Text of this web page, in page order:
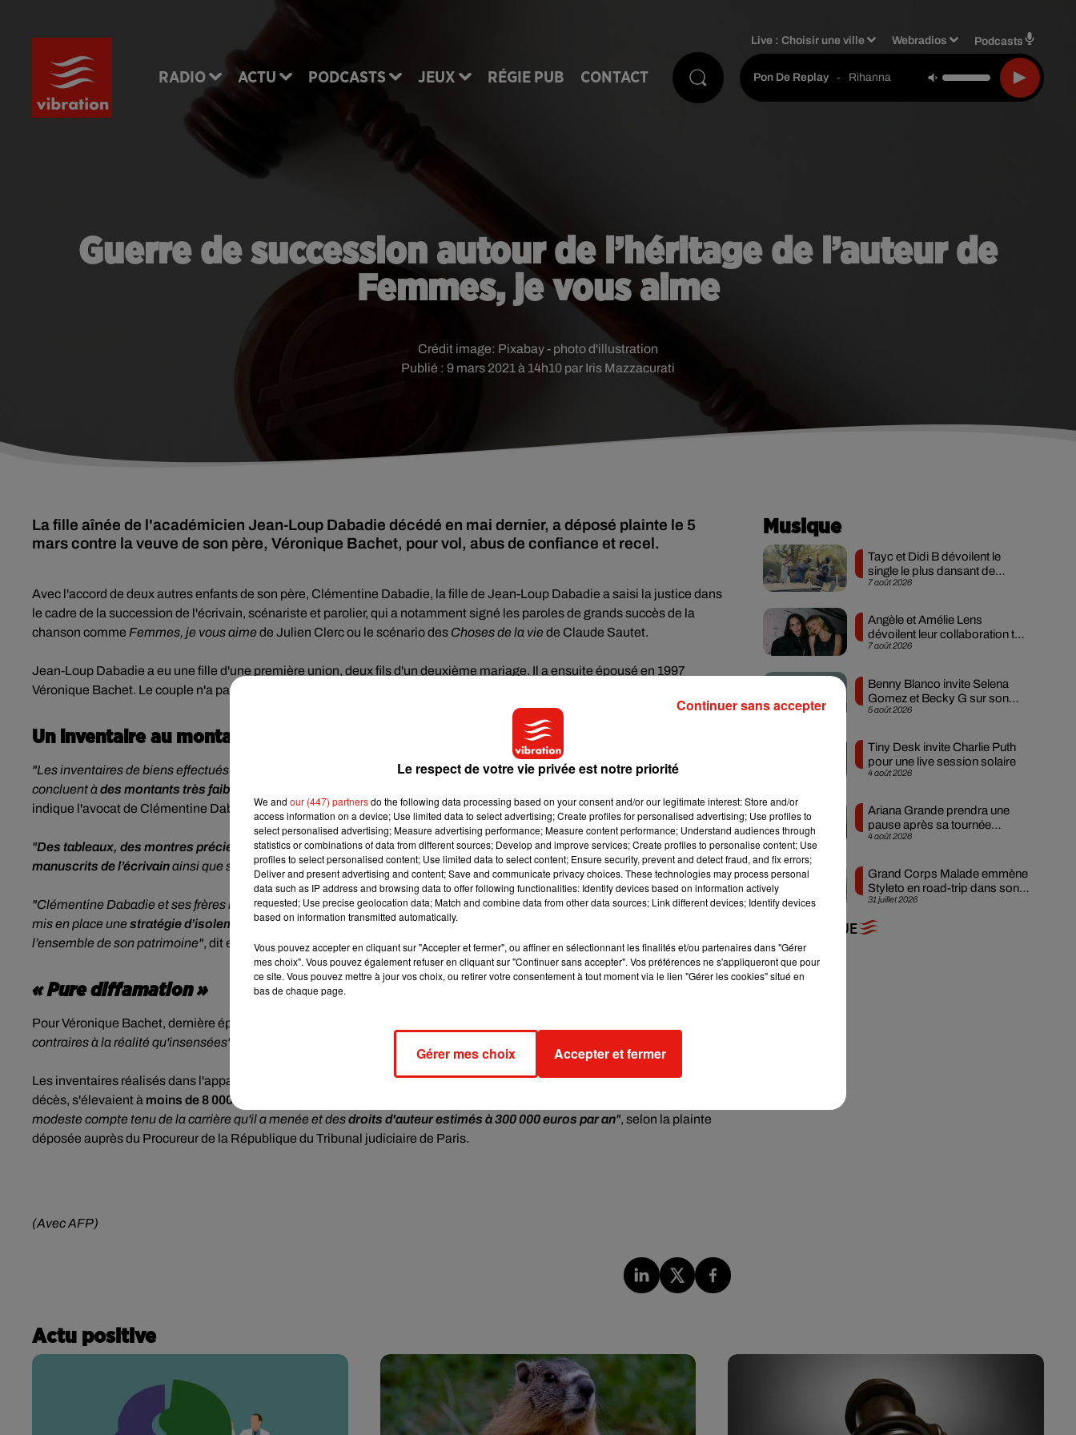
RADIO ACTU PODCASTS JEUX RÉGIE PUB CONTACT
Live :Choisir une ville Webradios Podcasts
Pon De Replay - Rihanna
Guerre de succession autour de l’héritage de l’auteur de
Femmes, je vous aime
Publié : 9 mars 2021 à 14h10 par Iris Mazzacurati
Crédit image: Pixabay - photo d'illustration
La fille aînée de l'académicien Jean-Loup Dabadie décédé en mai dernier, a déposé plainte le 5
mars contre la veuve de son père, Véronique Bachet, pour vol, abus de confiance et recel.
Avec l'accord de deux autres enfants de son père, Clémentine Dabadie, la fille de Jean-Loup Dabadie a saisi la justice dans
le cadre de la succession de l'écrivain, scénariste et parolier, qui a notamment signé les paroles de grands succès de la
chanson comme Femmes, je vous aimede Julien Clerc ou le scénario des Choses de la viede Claude Sautet.
Jean-Loup Dabadie a eu une fille d'une première union, deux fils d'un deuxième mariage. Il a ensuite épousé en 1997
Véronique Bachet. Le couple n'a pas eu d'enfants.
Un inventaire au montant dérisoire
"Les inventaires de biens effectués au domicile conjugal et dans la maison de l’Ile de Ré appartenant à Jean-Loup Dabadie
concluent àdes montants très faibles, eu égard aux revenus engendrés par la carrière de grande ampleur de ce dernier
indique l'avocat de Clémentine Dabadie, Me Isabelle Wekstein, dans un communiqué.
"Des tableaux, des montres précieuses,des stylos à plume de marque, des pipes anciennes qu'il aimait à collectionner,les
manuscrits de l’écrivainainsi que son épée d’académicien,ontdisparu" , ajoute le communiqué.
"Clémentine Dabadie et ses frères reprochent à la veuve d'avoir, peu de temps après son mariage avec Jean-Loup Dabadie,
mis en place unestratégie d’isolement , visant à faire le vide autour de son époux et à mettre la main progressivement sur
l’ensemble de son patrimoine", dit encore le communiqué.
« Pure diffamation »
Pour Véronique Bachet, dernière épouse de l'écrivain, ces accusations relèvent de la
contraires à la réalité qu'insensées"
Les inventaires réalisés dans l'appartement parisien et la maison de l'Ile de Ré de Jean-Loup Dabadie, trois mois après le
décès, s'élevaient à moins de 8 000 euros
modeste compte tenu de la carrière qu'il a menée et desdroits d'auteur estimés à 300 000 euros par an", selon la plainte
déposée auprès du Procureur de la République du Tribunal judiciaire de Paris.
(Avec AFP)
Musique
7 août 2026
Tayc et Didi B dévoilent le
single le plus dansant de
l’année
7 août 2026
Angèle et Amélie Lens
dévoilent leur collaboration tant
attendue
5 août 2026
Benny Blanco invite Selena
Gomez et Becky G sur son
nouveau single
4 août 2026
Tiny Desk invite Charlie Puth
pour une live session solaire
4 août 2026
Ariana Grande prendra une
pause après sa tournée
mondiale
31 juillet 2026
Grand Corps Malade emmène
Styleto en road-trip dans son
nouveau clip
+ DE MUSIQUE
Actu positive
Le respect de votre vie privée est notre priorité
We and our (447) partnersdo the following data processing based on your consent and/or our legitimate interest: Store and/or
access information on a device; Use limited data to select advertising; Create profiles for personalised advertising; Use profiles to
select personalised advertising; Measure advertising performance; Measure content performance; Understand audiences through
statistics or combinations of data from different sources; Develop and improve services; Create profiles to personalise content; Use
profiles to select personalised content; Use limited data to select content; Ensure security, prevent and detect fraud, and fix errors;
Deliver and present advertising and content; Save and communicate privacy choices. These technologies may process personal
data such as IP address and browsing data to offer following functionalities: Identify devices based on information actively
requested; Use precise geolocation data; Match and combine data from other data sources; Link different devices; Identify devices
based on information transmitted automatically.
Vous pouvez accepter en cliquant sur "Accepter et fermer", ou affiner en sélectionnant les finalités et/ou partenaires dans "Gérer
mes choix". Vous pouvez également refuser en cliquant sur "Continuer sans accepter". Vos préférences ne s'appliqueront que pour
ce site. Vous pouvez mettre à jour vos choix, ou retirer votre consentement à tout moment via le lien "Gérer les cookies" situé en
bas de chaque page.
Gérer mes choix Accepter et fermer
Continuer sans accepter